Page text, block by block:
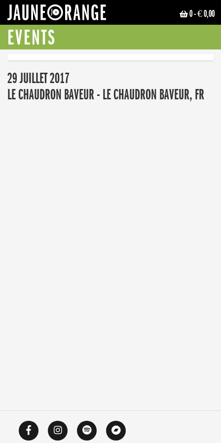
0- € 0,00
EVENTS
29 JUILLET 2017
LE CHAUDRON BAVEUR - LE CHAUDRON BAVEUR, FR